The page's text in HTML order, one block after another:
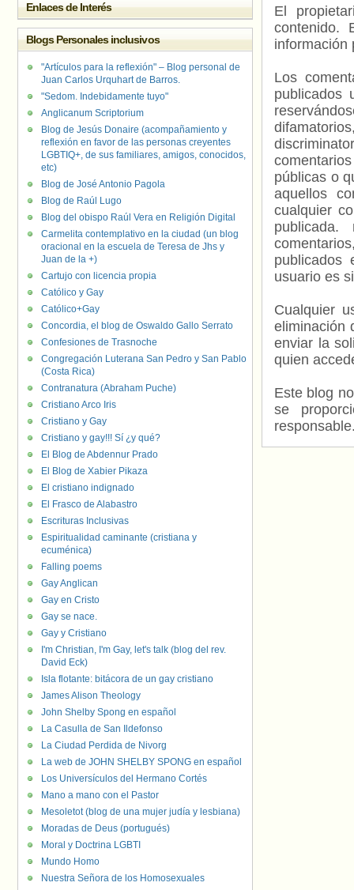
El
contenido.
información
Los
publicados
públicas o
aquellos
cualquier
usuario es
Cualquier
eliminación
enviar la
quien
Este blog
se
Enlaces de Interés
Blogs Personales inclusivos
"Artículos para la reflexión" – Blog personal de
Juan Carlos Urquhart de Barros.
"Sedom. Indebidamente tuyo"
Anglicanum Scriptorium
Blog de Jesús Donaire (acompañamiento y
reflexión en favor de las personas creyentes
LGBTIQ+, de sus familiares, amigos, conocidos,
etc)
Blog de José Antonio Pagola
Blog de Raúl Lugo
Blog del obispo Raúl Vera en Religión Digital
Carmelita contemplativo en la ciudad (un blog
oracional en la escuela de Teresa de Jhs y
Juan de la +)
Cartujo con licencia propia
Católico y Gay
Católico+Gay
Concordia, el blog de Oswaldo Gallo Serrato
Confesiones de Trasnoche
Congregación Luterana San Pedro y San Pablo
(Costa Rica)
Contranatura (Abraham Puche)
Cristiano Arco Iris
Cristiano y Gay
Cristiano y gay!!! Sí ¿y qué?
El Blog de Abdennur Prado
El Blog de Xabier Pikaza
El cristiano indignado
El Frasco de Alabastro
Escrituras Inclusivas
Espiritualidad caminante (cristiana y
ecuménica)
Falling poems
Gay Anglican
Gay en Cristo
Gay se nace.
Gay y Cristiano
I'm Christian, I'm Gay, let's talk (blog del rev.
David Eck)
Isla flotante: bitácora de un gay cristiano
James Alison Theology
John Shelby Spong en español
La Casulla de San Ildefonso
La Ciudad Perdida de Nivorg
La web de JOHN SHELBY SPONG en español
Los Universículos del Hermano Cortés
Mano a mano con el Pastor
Mesoletot (blog de una mujer judía y lesbiana)
Moradas de Deus (portugués)
Moral y Doctrina LGBTI
Mundo Homo
Nuestra Señora de los Homosexuales